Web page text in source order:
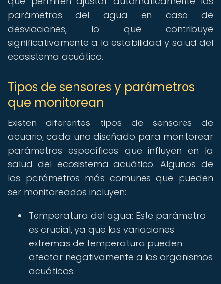
parámetros del agua en caso de
desviaciones, lo que contribuye
significativamente a la estabilidad y salud del
ecosistema acuático.
Tipos de sensores y parámetros
que monitorean
Existen diferentes tipos de sensores de
acuario, cada uno diseñado para monitorear
parámetros específicos que influyen en la
salud del ecosistema acuático. Algunos de
los parámetros más comunes que pueden
ser monitoreados incluyen:
Temperatura del agua: Este parámetro
es crucial, ya que las variaciones
extremas de temperatura pueden
afectar negativamente a los organismos
acuáticos.